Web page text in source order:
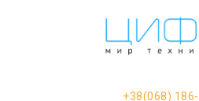
+38(068)